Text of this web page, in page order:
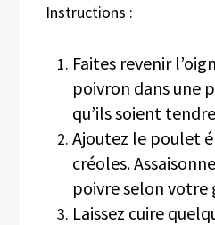
Instructions :
Faites revenir
poivron dans une
qu’ils soient
Ajoutez le poulet
créoles.
poivre selon votre
Laissez cuire